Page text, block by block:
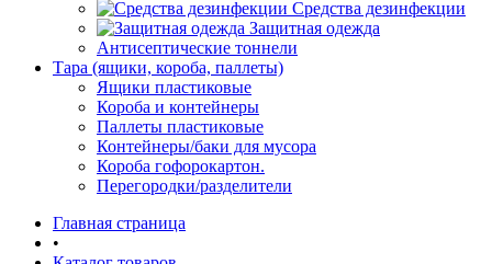
Средства дезинфекции
Защитная одежда
Антисептические тоннели
Тара (ящики, короба, паллеты)
Ящики пластиковые
Короба и контейнеры
Паллеты пластиковые
Контейнеры/баки для мусора
Короба гофорокартон.
Перегородки/разделители
Главная страница
•